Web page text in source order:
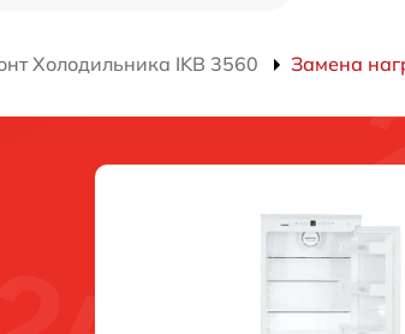
Холодильника IKB 3560 Замена